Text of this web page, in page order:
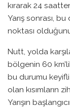
kırarak 24
Yarış sonrası,
noktası
Nutt, yolda
bölgenin 60
bu durumu
olan kısımların
Yarışın